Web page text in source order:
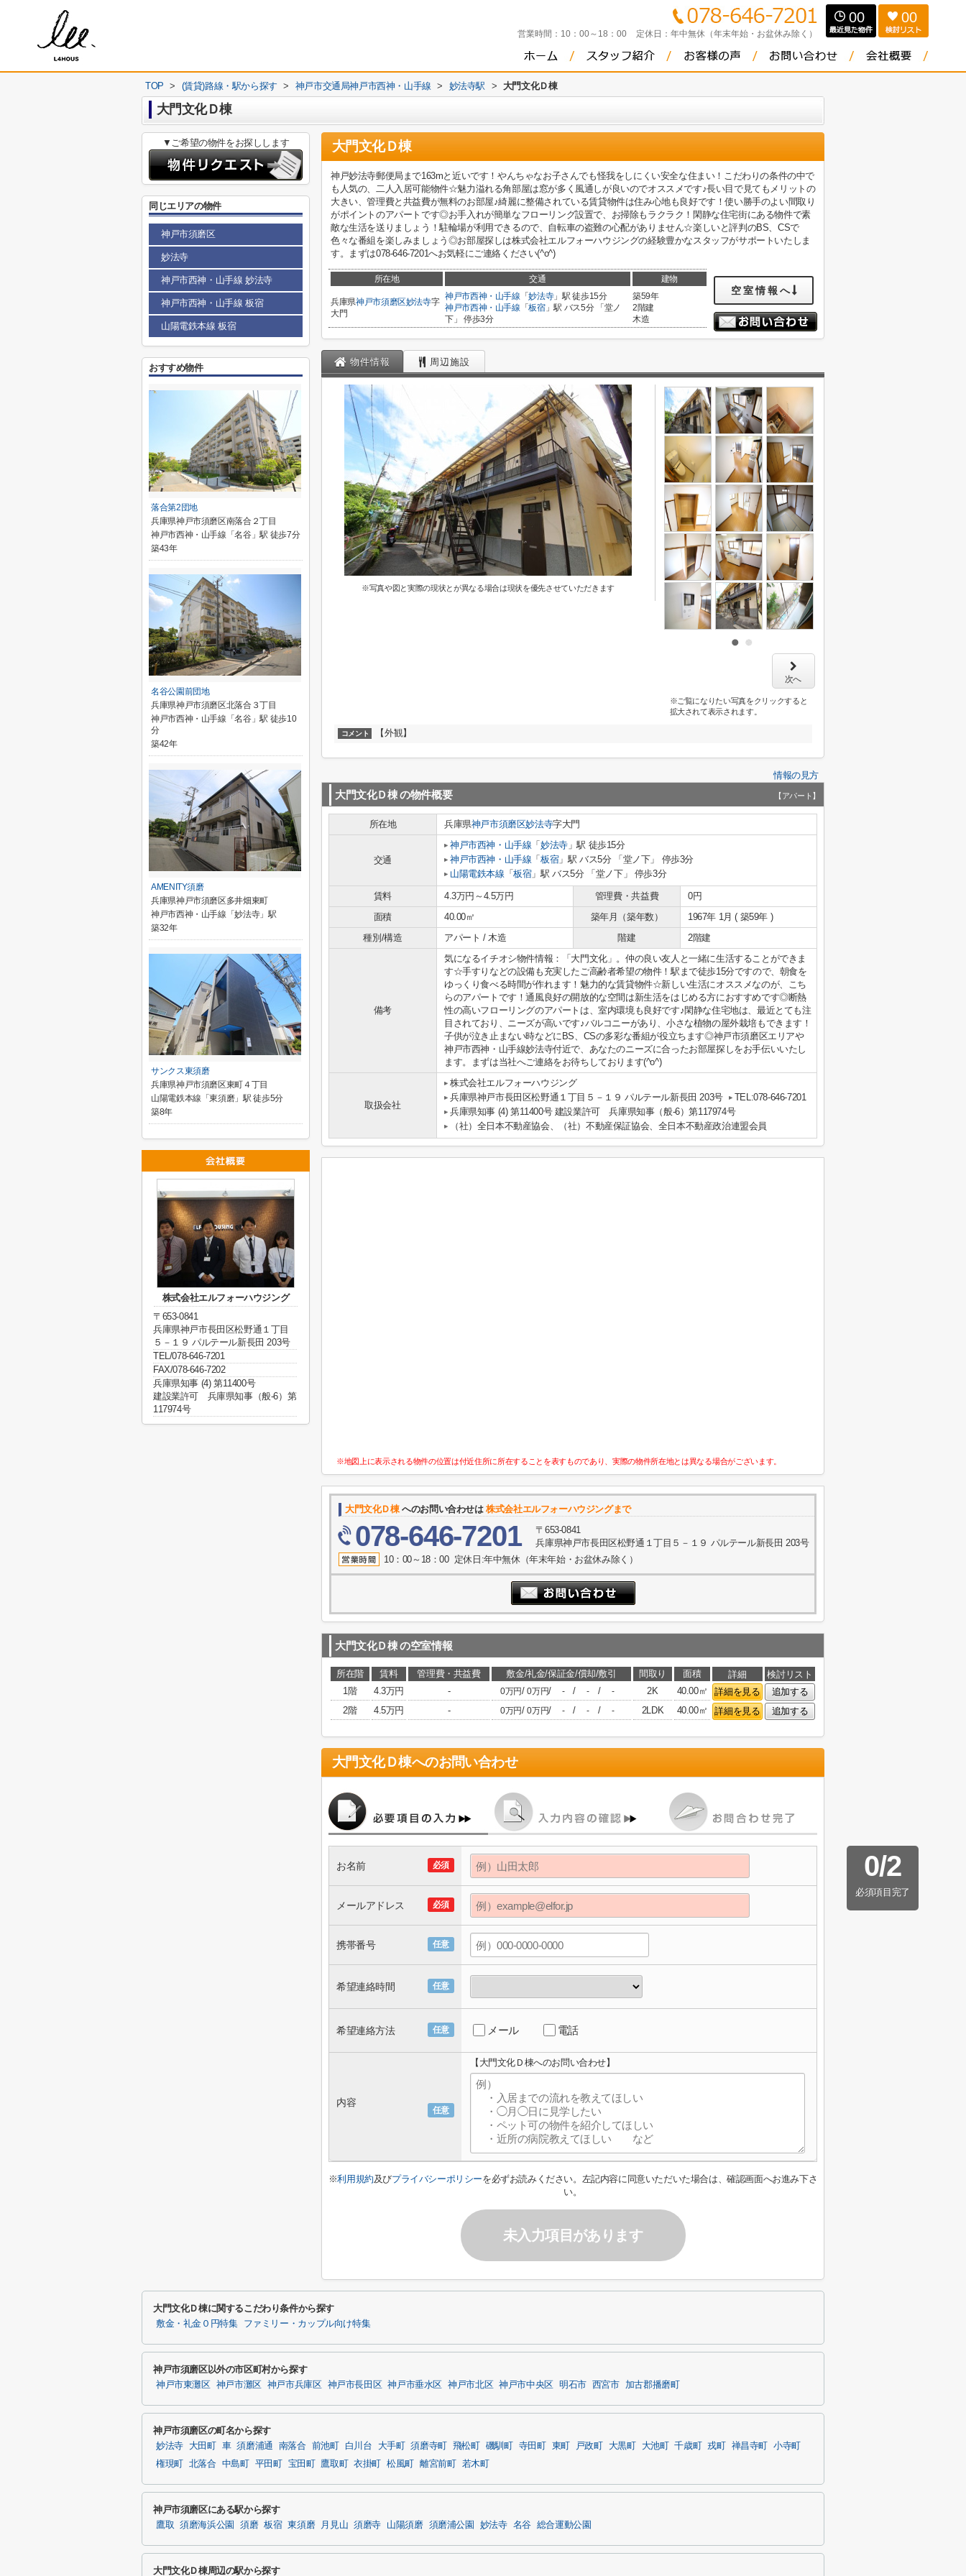
営業時間： 10：00～18：00 定休日： 年中無休（年末年始・お盆休み除く）
00 00
TOP > (賃貸)路線・駅から探す > 神戸市交通局神戸市西神・山手線 > 妙法寺駅 > 大門文化Ｄ棟
大門文化Ｄ棟
大門文化Ｄ棟
神戸妙法寺郵便局まで163mと近いです！やんちゃなお子さんでも怪我をしにくい安全な住まい！こだわりの条件の中で
も人気の、二人入居可能物件☆魅力溢れる角部屋は窓が多く風通しが良いのでオススメです♪長い目で見てもメリットの
大きい、管理費と共益費が無料のお部屋♪綺麗に整備されている賃貸物件は住み心地も良好です！使い勝手のよい間取り
がポイントのアパートです◎お手入れが簡単なフローリング設置で、お掃除もラクラク！閑静な住宅街にある物件で素
敵な生活を送りましょう！駐輪場が利用できるので、自転車の盗難の心配がありません☆楽しいと評判のBS、CSで
色々な番組を楽しみましょう◎お部屋探しは株式会社エルフォーハウジングの経験豊かなスタッフがサポートいたしま
す。まずは078-646-7201へお気軽にご連絡ください(^o^)
所在地 交通 建物
兵庫県神戸市須磨区妙法寺字
大門
神戸市西神・山手線 「妙法寺」駅 徒歩15分
神戸市西神・山手線 「板宿」駅 バス5分 「堂ノ
下」 停歩3分
築59年
2階建
木造
空室情報へ
物件情報 周辺施設
※写真や図と実際の現状とが異なる場合は現状を優先させていただきます
次へ
※ご覧になりたい写真をクリックすると
拡大されて表示されます。
コメント 【外観】
情報の見方
大門文化Ｄ棟 の物件概要 【アパート】
所在地 兵庫県神戸市須磨区妙法寺字大門
交通
神戸市西神・山手線 「妙法寺」駅 徒歩15分
神戸市西神・山手線 「板宿」駅 バス5分 「堂ノ下」 停歩3分
山陽電鉄本線 「板宿」駅 バス5分 「堂ノ下」 停歩3分
賃料 4.3万円～4.5万円 管理費・共益費
0円
面積
40.00㎡ 築年月（築年数）
1967年 1月 ( 築59年 )
種別/構造
アパート / 木造 階建 2階建
備考
気になるイチオシ物件情報：「大門文化」。仲の良い友人と一緒に生活することができま
す☆手すりなどの設備も充実したご高齢者希望の物件！駅まで徒歩15分ですので、朝食を
ゆっくり食べる時間が作れます！魅力的な賃貸物件☆新しい生活にオススメなのが、こち
らのアパートです！通風良好の開放的な空間は新生活をはじめる方におすすめです◎断熱
性の高いフローリングのアパートは、室内環境も良好です♪閑静な住宅地は、最近とても注
目されており、ニーズが高いです♪バルコニーがあり、小さな植物の屋外栽培もできます！
子供が泣き止まない時などにBS、CSの多彩な番組が役立ちます◎神戸市須磨区エリアや
神戸市西神・山手線妙法寺付近で、あなたのニーズに合ったお部屋探しをお手伝いいたし
ます。まずは当社へご連絡をお待ちしております(^o^)
取扱会社
株式会社エルフォーハウジング
兵庫県神戸市長田区松野通１丁目５－１９ パルテール新長田 203号
TEL:078-646-7201
兵庫県知事 (4) 第11400号 建設業許可 兵庫県知事（般-6）第117974号
（社）全日本不動産協会、（社）不動産保証協会、全日本不動産政治連盟会員
※地図上に表示される物件の位置は付近住所に所在することを表すものであり、実際の物件所在地とは異なる場合がございます。
大門文化Ｄ棟へのお問い合わせは株式会社エルフォーハウジングまで
078-646-7201
〒653-0841
兵庫県神戸市長田区松野通１丁目５－１９ パルテール新長田 203号
10：00～18：00 定休日:年中無休（年末年始・お盆休み除く）
大門文化Ｄ棟 の空室情報
所在階 賃料 管理費・共益費 敷金/礼金/保証金/償却/敷引 間取り 面積 詳細
検討リスト
1階
4.3万円 - 0万円/0万円/ - / - / - 2K 40.00㎡ 詳細を見る
追加する
2階
4.5万円 - 0万円/0万円/ - / - / - 2LDK 40.00㎡ 詳細を見る 追加する
大門文化Ｄ棟へのお問い合わせ
0/2
必須項目完了
必須
お名前
必須
メールアドレス
任意
携帯番号
任意
希望連絡時間
任意
希望連絡方法 メール 電話
任意
内容
【大門文化Ｄ棟へのお問い合わせ】
※利用規約及びプライバシーポリシーを必ずお読みください。左記内容に同意いただいた場合は、確認画面へお進み下さ
い。
未入力項目があります
▼ご希望の物件をお探しします
同じエリアの物件
神戸市須磨区
妙法寺
神戸市西神・山手線 妙法寺
神戸市西神・山手線 板宿
山陽電鉄本線 板宿
おすすめ物件
落合第2団地
兵庫県神戸市須磨区南落合２丁目
神戸市西神・山手線「名谷」駅 徒歩7分
築43年
名谷公園前団地
兵庫県神戸市須磨区北落合３丁目
神戸市西神・山手線「名谷」駅 徒歩10
分
築42年
AMENITY須磨
兵庫県神戸市須磨区多井畑東町
神戸市西神・山手線「妙法寺」駅
築32年
サンクス東須磨
兵庫県神戸市須磨区東町４丁目
山陽電鉄本線「東須磨」駅 徒歩5分
築8年
株式会社エルフォーハウジング
〒653-0841
兵庫県神戸市長田区松野通１丁目
５－１９ パルテール新長田 203号
TEL/078-646-7201
FAX/078-646-7202
兵庫県知事 (4) 第11400号
建設業許可 兵庫県知事（般-6）第
117974号
大門文化Ｄ棟に関するこだわり条件から探す
敷金・礼金０円特集 ファミリー・カップル向け特集
神戸市須磨区以外の市区町村から探す
神戸市東灘区 神戸市灘区 神戸市兵庫区 神戸市長田区 神戸市垂水区 神戸市北区 神戸市中央区 明石市 西宮市 加古郡播磨町
神戸市須磨区の町名から探す
妙法寺 大田町 車 須磨浦通 南落合 前池町 白川台 大手町 須磨寺町 飛松町 磯馴町 寺田町 東町 戸政町 大黒町 大池町 千歳町 戎町 禅昌寺町
小寺町
権現町
北落合 中島町 平田町 宝田町 鷹取町 衣掛町 松風町 離宮前町 若木町
神戸市須磨区にある駅から探す
鷹取 須磨海浜公園 須磨 板宿 東須磨 月見山 須磨寺 山陽須磨 須磨浦公園 妙法寺 名谷 総合運動公園
大門文化Ｄ棟周辺の駅から探す